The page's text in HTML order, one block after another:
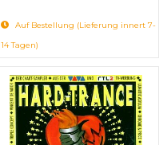
Auf Bestellung (Lieferung innert 7-
14 Tagen)